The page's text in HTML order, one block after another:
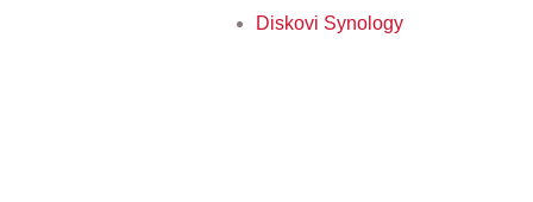
Diskovi Synology